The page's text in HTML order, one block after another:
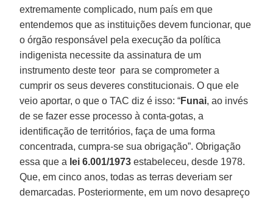
extremamente complicado, num país em que
entendemos que as instituições devem funcionar, que
o órgão responsável pela execução da política
indigenista necessite da assinatura de um
instrumento deste teor para se comprometer a
cumprir os seus deveres constitucionais. O que ele
veio aportar, o que o TAC diz é isso: “Funai, ao invés
de se fazer esse processo à conta-gotas, a
identificação de territórios, faça de uma forma
concentrada, cumpra-se sua obrigação”. Obrigação
essa que a lei 6.001/1973 estabeleceu, desde 1978.
Que, em cinco anos, todas as terras deveriam ser
demarcadas. Posteriormente, em um novo desapreço